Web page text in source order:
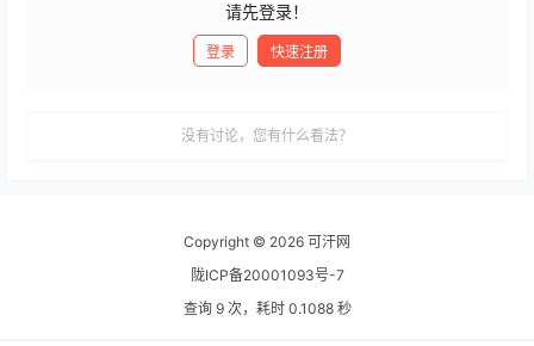
请先登录！
登录 快速注册
没有讨论，您有什么看法？
Copyright © 2026 可汗网
陇ICP备20001093号-7
查询 9 次，耗时 0.1088 秒